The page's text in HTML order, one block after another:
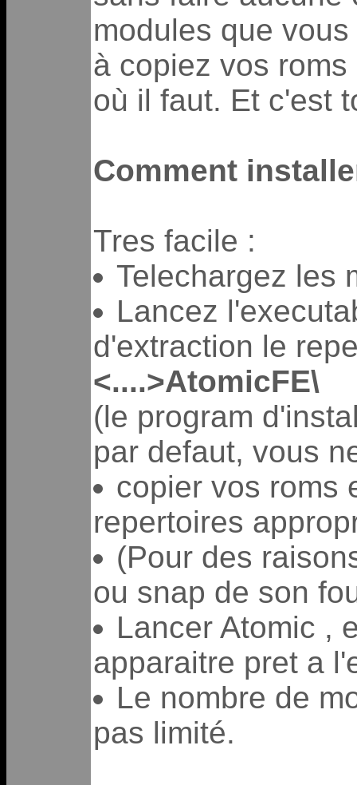
modules que
à copiez vos roms
où il faut. Et c'est
Comment
Tres facile :
Telechargez les
Lancez
d'extraction le
<....>AtomicFE\
(le program
par defaut, vous
copier vos roms
repertoires
(Pour des
ou snap de son
Lancer Atomic ,
apparaitre pret a
Le nombre de
pas limité.